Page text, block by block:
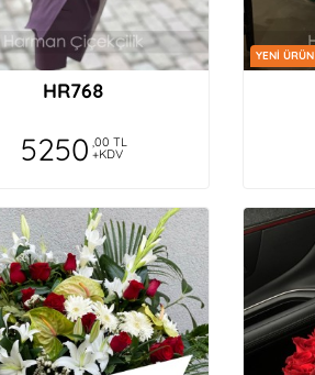
HR768
5250 ,00 TL
+KDV
YENİ ÜRÜN